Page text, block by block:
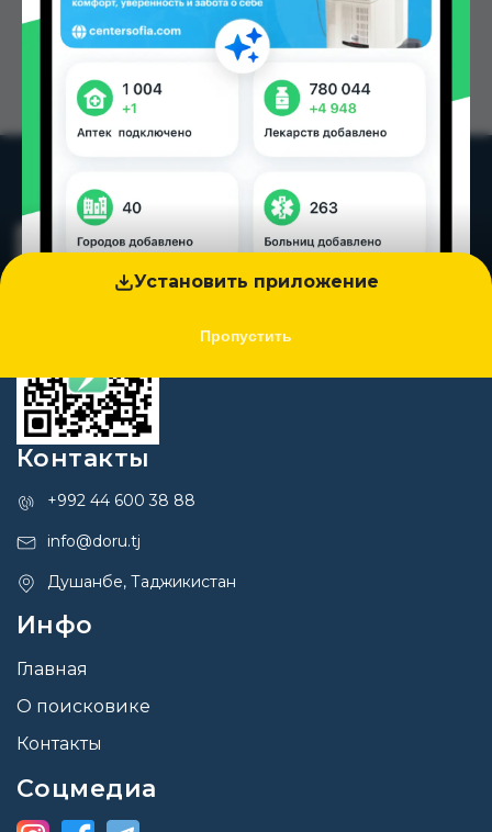
Установить приложение
Пропустить
Контакты
+992 44 600 38 88
info@doru.tj
Душанбе, Таджикистан
Инфо
Главная
О поисковике
Контакты
Соцмедиа